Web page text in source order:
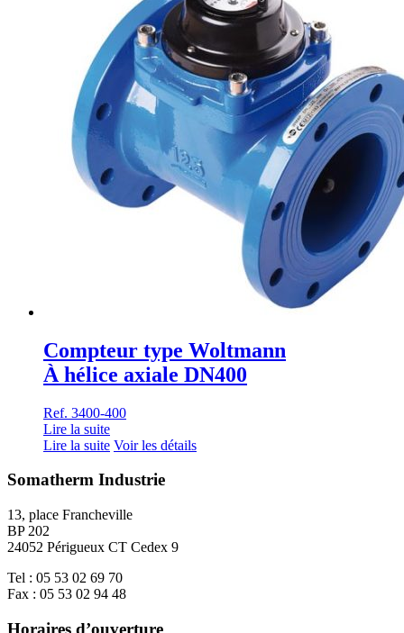
Compteur type Woltmann
À hélice axiale DN400
Ref. 3400-400
Lire la suite
Lire la suite Voir les détails
Somatherm Industrie
13, place Francheville
BP 202
24052 Périgueux CT Cedex 9
Tel : 05 53 02 69 70
Fax : 05 53 02 94 48
Horaires d’ouverture